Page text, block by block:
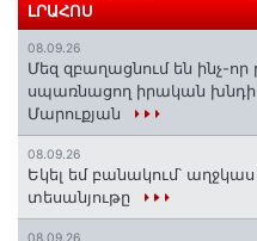
ԼՐԱՀՈՍ
08.09.26
Մեզ զբաղացնում են ինչ-
սպառնացող իրական
Մարուքյան
08.09.26
Եկել եմ բանակում՝ աղջկաս
տեսանյութը
08.09.26